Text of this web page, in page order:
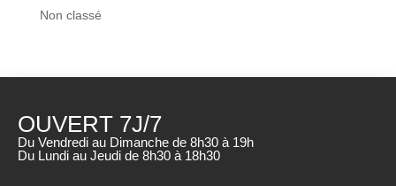
Non classé
OUVERT 7J/7
Du Vendredi au Dimanche de 8h30 à 19h
Du Lundi au Jeudi de 8h30 à 18h30